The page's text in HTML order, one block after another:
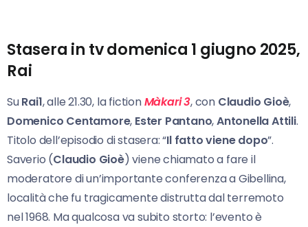
Stasera in tv domenica 1 giugno 2025,
Rai
SuRai1, alle 21.30, la fictionMàkari 3, con Claudio Gioè,
Domenico Centamore, Ester Pantano,Antonella Attili.
Titolo dell’episodio di stasera: “Il fatto viene dopo”.
Saverio (Claudio Gioè) viene chiamato a fare il
moderatore di un’importante conferenza a Gibellina,
località che fu tragicamente distrutta dal terremoto
nel 1968. Ma qualcosa va subito storto: l’evento è